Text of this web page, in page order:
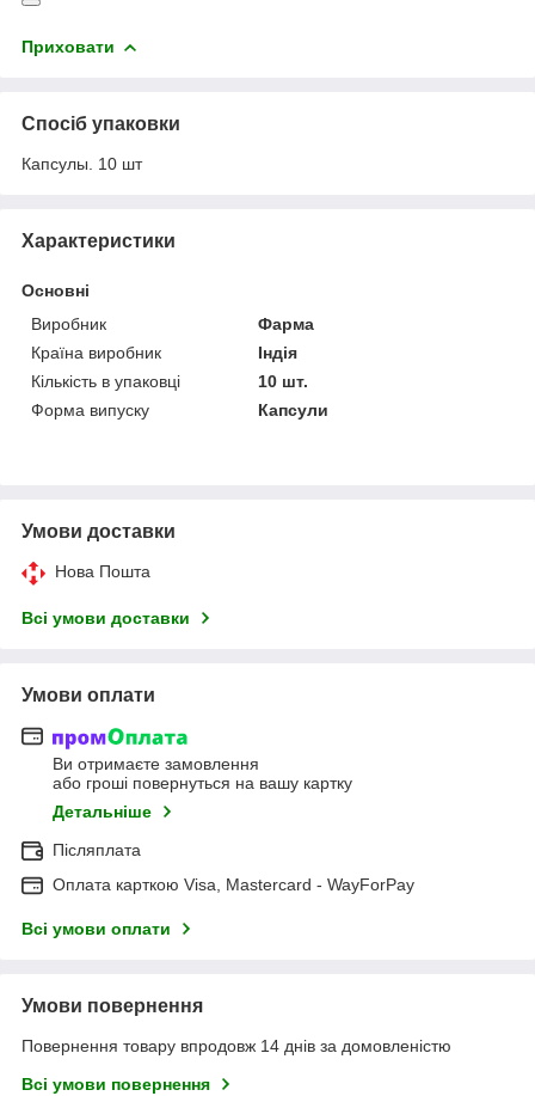
Приховати
Спосіб упаковки
Капсулы. 10 шт
Характеристики
Основні
Виробник
Фарма
Країна виробник
Індія
Кількість в упаковці
10 шт.
Форма випуску
Капсули
Умови доставки
Нова Пошта
Всі умови доставки
Умови оплати
Ви отримаєте замовлення
або гроші повернуться на вашу картку
Детальніше
Післяплата
Оплата карткою Visa, Mastercard - WayForPay
Всі умови оплати
Умови повернення
Повернення товару впродовж 14 днів за домовленістю
Всі умови повернення